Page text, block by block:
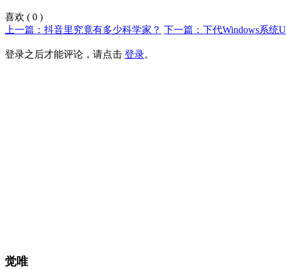
喜欢 ( 0 )
上一篇：抖音里究竟有多少科学家？ 下一篇：下代Windows系统
登录之后才能评论，请点击 登录。
觉唯